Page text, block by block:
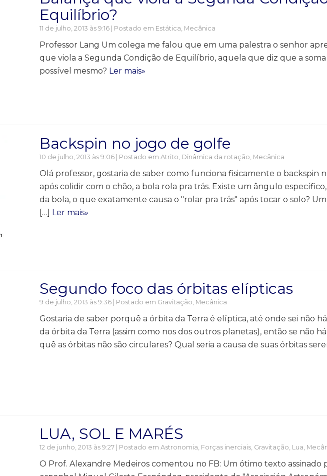
Equilíbrio?
11 de julho, 2013 às 9:16 | Postado em Estática, Mecânica
Professor Lang Um colega me falou que em uma palestra o senhor
que viola a Segunda Condição de Equilíbrio, aquela que diz que a
possível mesmo? Ler mais»
Backspin no jogo de golfe
10 de julho, 2013 às 9:06 | Postado em Atrito, Dinâmica da rotação, Mecânica
Olá professor, gostaria de saber como funciona fisicamente o backspin
após colidir com o chão, a bola rola pra trás. Existe um ângulo
da bola, o que exatamente causa o "rolar pra trás" após tocar o solo?
[…] Ler mais»
Segundo foco das órbitas elípticas
9 de julho, 2013 às 9:36 | Postado em Gravitação, Mecânica
Gostaria de saber porquê a órbita da Terra é elíptica, até onde sei não
da órbita da Terra (assim como nos dos outros planetas), então se não
quê as órbitas não são circulares? Qual seria a causa de suas órbitas
LUA, SOL E MARÉS
12 de junho, 2013 às 9:27 | Postado em Astronomia, Forças inerciais, Gravitação, Lua,
O Prof. Alexandre Medeiros comentou no FB: Um ótimo texto assinado